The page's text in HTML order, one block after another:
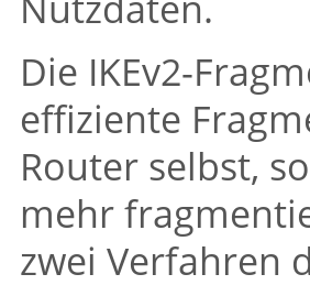
Die IKEv2-
effiziente
Router selbst,
mehr
zwei Verfahren